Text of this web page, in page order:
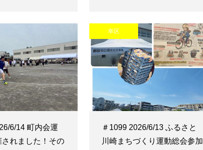
6/14 町内会運
れました！その
幸区
＃1099 2026/6/13 ふるさと
川崎まちづくり運動総会参加